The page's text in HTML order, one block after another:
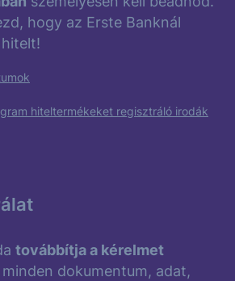
hogy az Erste Banknál
hiteltermékeket regisztráló irodák
továbbítja a kérelmet
minden dokumentum, adat,